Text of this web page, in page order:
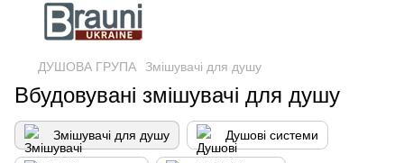
ДУШОВА ГРУПА Змішувачі для душу
Вбудовувані змішувачі для душу
Змішувачі для душу Душові системи